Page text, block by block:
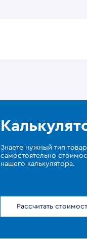
Знаете нужный тип
самостоятельно
нашего калькулятора.
Рассчитать